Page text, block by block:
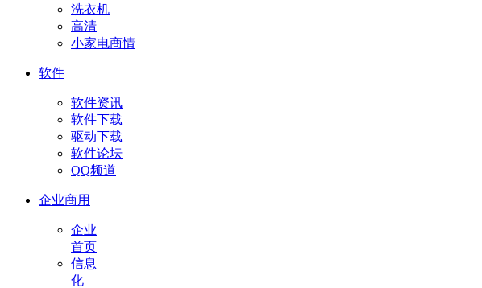
洗衣机
高清
小家电商情
软件
软件资讯
软件下载
驱动下载
软件论坛
QQ频道
企业商用
企业
首页
信息
化